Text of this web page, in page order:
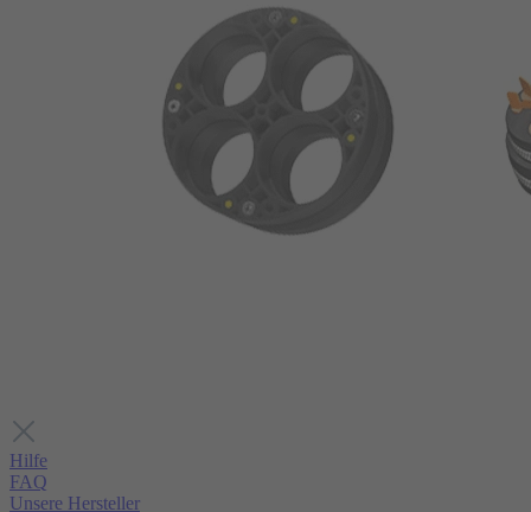
Hilfe
FAQ
Unsere Hersteller